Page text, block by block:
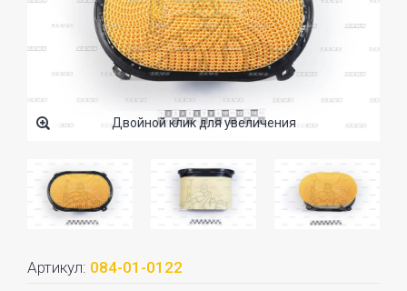
Двойной клик для увеличения
Артикул: 084-01-0122